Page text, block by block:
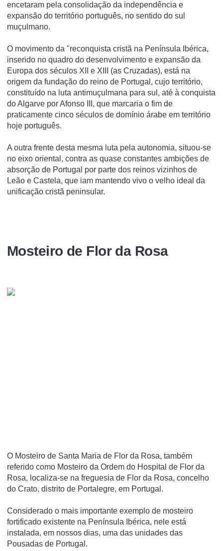
encetaram pela consolidação da independência e
expansão do território português, no sentido do sul
muçulmano.
O movimento da "reconquista cristã na Península Ibérica,
inserido no quadro do desenvolvimento e expansão da
Europa dos séculos XII e XIII (as Cruzadas), está na
origem da fundação do reino de Portugal, cujo território,
constituído na luta antimuçulmana para sul, até à conquista
do Algarve por Afonso III, que marcaria o fim de
praticamente cinco séculos de domínio árabe em território
hoje português.
A outra frente desta mesma luta pela autonomia, situou-se
no eixo oriental, contra as quase constantes ambições de
absorção de Portugal por parte dos reinos vizinhos de
Leão e Castela, que iam mantendo vivo o velho ideal da
unificação cristã peninsular.
Mosteiro de Flor da Rosa
O Mosteiro de Santa Maria de Flor da Rosa, também
referido como Mosteiro da Ordem do Hospital de Flor da
Rosa, localiza-se na freguesia de Flor da Rosa, concelho
do Crato, distrito de Portalegre, em Portugal.
Considerado o mais importante exemplo de mosteiro
fortificado existente na Pení­nsula Ibérica, nele está
instalada, em nossos dias, uma das unidades das
Pousadas de Portugal.